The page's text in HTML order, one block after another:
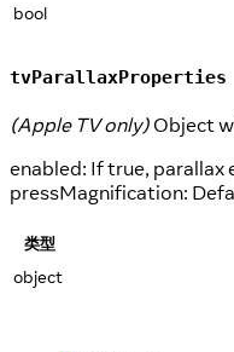
bool
tvParallaxProperties
(Apple TV only) Object
enabled: If true,
pressMagnification:
类型
object